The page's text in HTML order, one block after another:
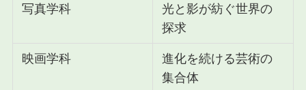
写真学科
光と影が紡ぐ世界の
探求
映画学科
進化を続ける芸術の
集合体